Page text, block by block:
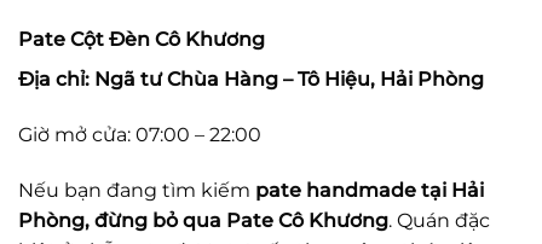
Pate Cột Đèn Cô Khương
Địa chỉ: Ngã tư Chùa Hàng – Tô Hiệu, Hải Phòng
Giờ mở cửa: 07:00 – 22:00
Nếu bạn đang tìm kiếm pate handmade tại Hải
Phòng, đừng bỏ qua Pate Cô Khương. Quán đặc